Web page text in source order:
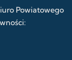
Powiatowego